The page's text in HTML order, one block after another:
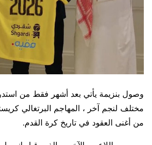
وصول بنزيمة يأتي بعد أشهر فقط من
مختلف لنجم آخر ، المهاجم البرتغالي
من أغنى العقود في تاريخ كرة القدم.